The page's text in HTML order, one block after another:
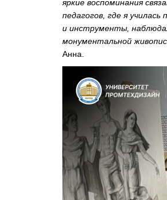
яркие воспоминания
педагогов, где я
и инструменты,
монументальной
Анна.